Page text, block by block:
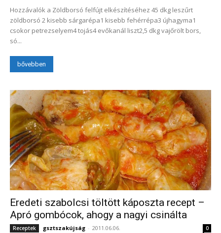
Hozzávalók a Zöldborsó felfújt elkészítéséhez 45 dkg leszűrt
zöldborsó 2 kisebb sárgarépa1 kisebb fehérrépa3 újhagyma1
csokor petrezselyem4 tojás4 evőkanál liszt2,5 dkg vajőrölt bors,
só...
bővebben
Eredeti szabolcsi töltött káposzta recept –
Apró gombócok, ahogy a nagyi csinálta
Receptek gsztszakújság - 2011.06.06. 0